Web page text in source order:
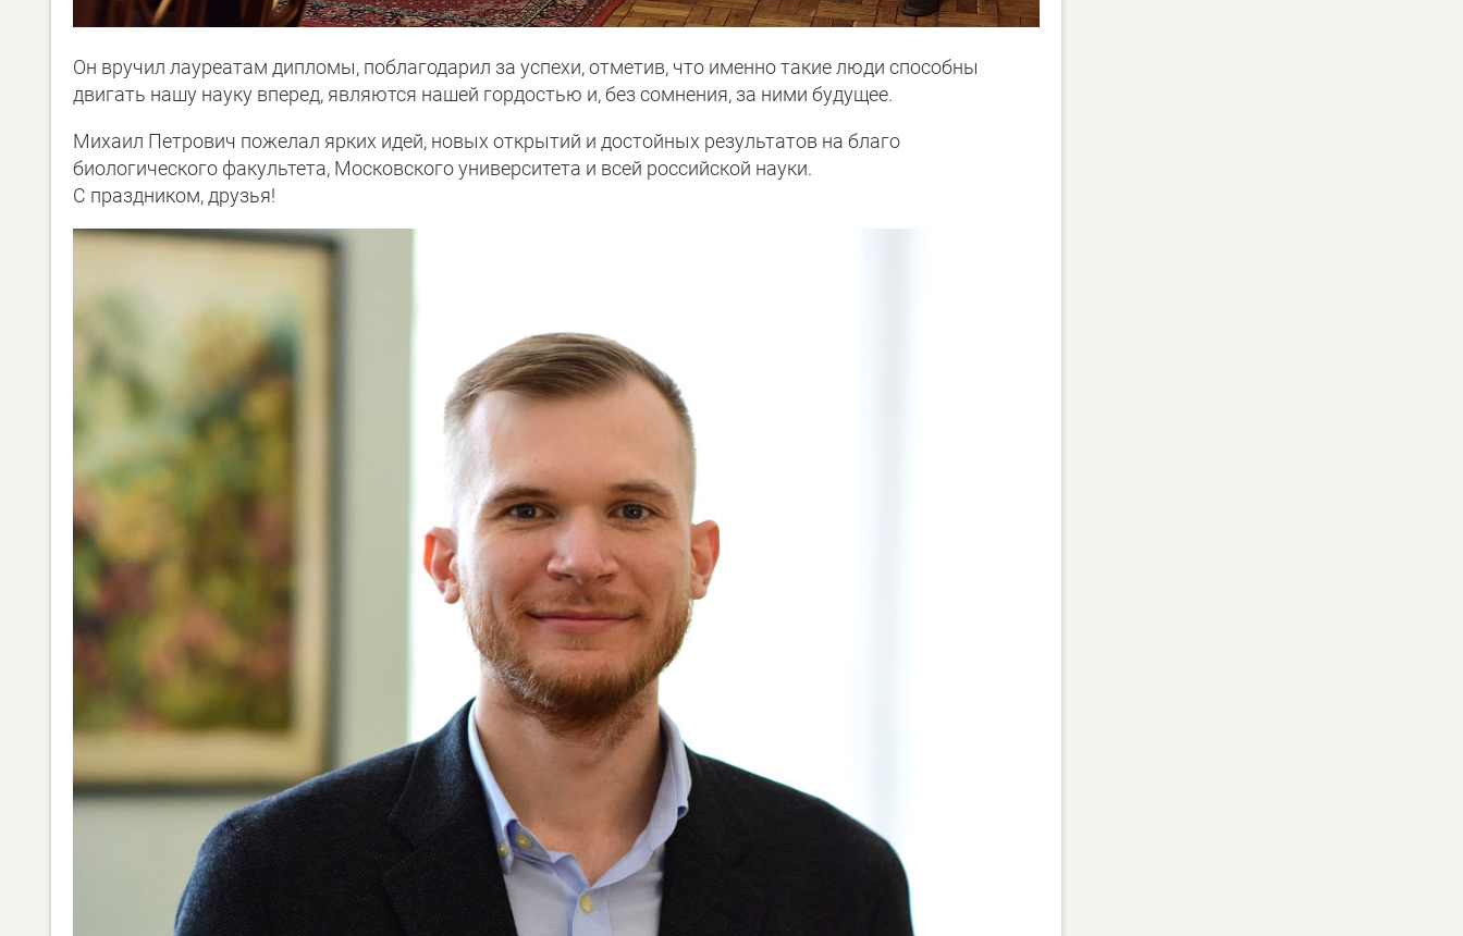
Он вручил лауреатам дипломы, поблагодарил за успехи, отметив, что именно такие люди способны
двигать нашу науку вперед, являются нашей гордостью и, без сомнения, за ними будущее.
Михаил Петрович пожелал ярких идей, новых открытий и достойных результатов на благо
биологического факультета, Московского университета и всей российской науки.
С праздником, друзья!